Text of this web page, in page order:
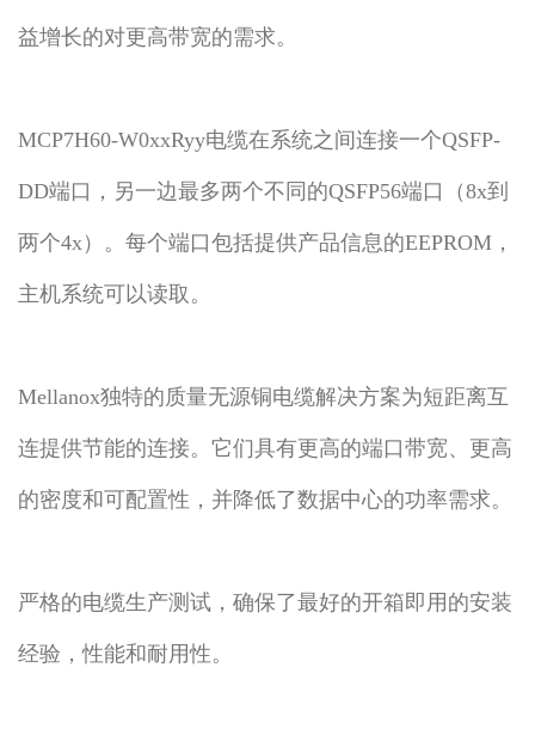
益增长的对更高带宽的需求。
MCP7H60-W0xxRyy电缆在系统之间连接一个QSFP-
DD端口，另一边最多两个不同的QSFP56端口（8x到
两个4x）。每个端口包括提供产品信息的EEPROM，
主机系统可以读取。
Mellanox独特的质量无源铜电缆解决方案为短距离互
连提供节能的连接。它们具有更高的端口带宽、更高
的密度和可配置性，并降低了数据中心的功率需求。
严格的电缆生产测试，确保了最好的开箱即用的安装
经验，性能和耐用性。